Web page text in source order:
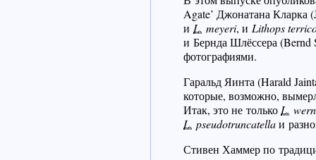
Agate’ Джонатана
и L. meyeri, и Lithops
и Бернда Шлёссера (Bernd
фотографиями.
Гаральд Яинта (Harald
которые, возможно,
Итак, это не только L.
L. pseudotruncatellaи
Стивен Хаммер по